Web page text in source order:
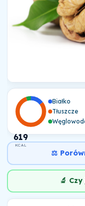
619
KCAL
Białko
Tłuszcze
⚖️
🔬